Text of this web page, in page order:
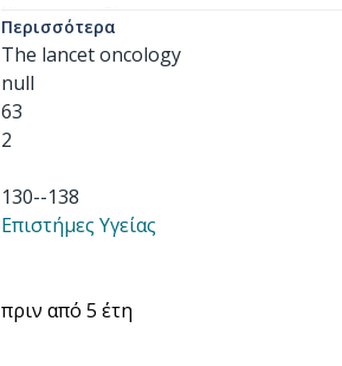
Kiamouris, Ch
Skarlos, D
others
Περισσότερα
The lancet oncology
null
63
2
130--138
Επιστήμες Υγείας
πριν από 5 έτη